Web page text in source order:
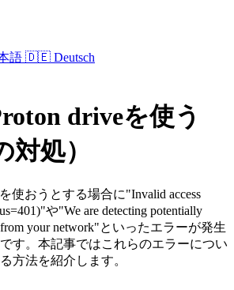
語 🇩🇪 Deutsch
driveを使う
対処）
使おうとする場合に"Invalid access
や"We are detecting potentially
from your network"といったエラーが発生
す。本記事ではこれらのエラーについ
方法を紹介します。